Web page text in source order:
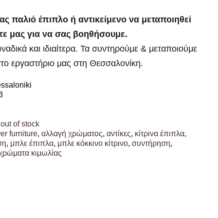
παλιό έπιπλο ή αντικείμενο να μεταποιηθεί
μας για να σας βοηθήσουμε.
και ιδιαίτερα. Τα συντηρούμε & μεταποιούμε
εργαστήριο μας στη Θεσσαλονίκη.
of stock
furniture, αλλαγή χρώματος, αντίκες, κίτρινα έπιπλα,
, μπλε έπιπλα, μπλε κόκκινο κίτρινο, συντήρηση,
κιμωλίας